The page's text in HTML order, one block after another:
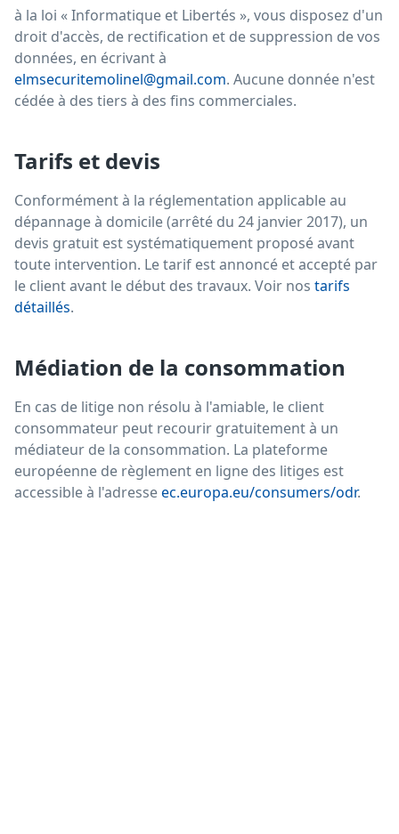
à la loi « Informatique et Libertés », vous disposez d'un
droit d'accès, de rectification et de suppression de vos
données, en écrivant à
elmsecuritemolinel@gmail.com. Aucune donnée n'est
cédée à des tiers à des fins commerciales.
Tarifs et devis
Conformément à la réglementation applicable au
dépannage à domicile (arrêté du 24 janvier 2017), un
devis gratuit est systématiquement proposé avant
toute intervention. Le tarif est annoncé et accepté par
le client avant le début des travaux. Voir nos tarifs
détaillés.
Médiation de la consommation
En cas de litige non résolu à l'amiable, le client
consommateur peut recourir gratuitement à un
médiateur de la consommation. La plateforme
européenne de règlement en ligne des litiges est
accessible à l'adresseec.europa.eu/consumers/odr.